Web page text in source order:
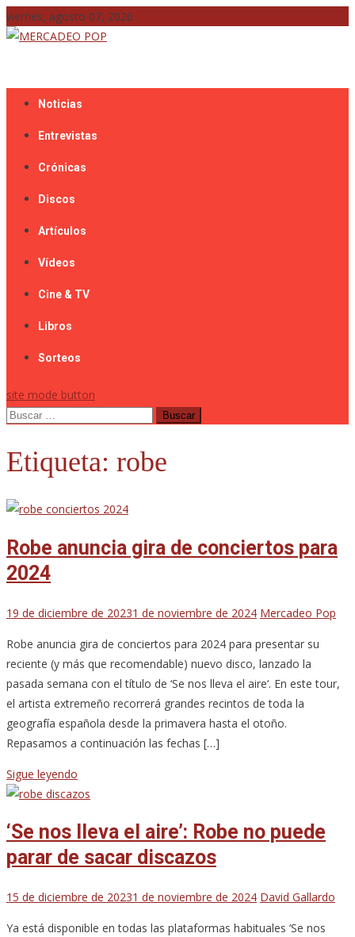
Skip
to
viernes, agosto 07, 2026
Noticias
Entrevistas
Crónicas
Discos
Artículos
Vídeos
Cine & TV
Libros
Sorteos
site mode button
Buscar:
Etiqueta: robe
Robe anuncia gira de conciertos para
2024
19 de diciembre de 20231 de noviembre de 2024 Mercadeo Pop
Robe anuncia gira de conciertos para 2024 para presentar su
reciente (y más que recomendable) nuevo disco, lanzado la
pasada semana con el título de ‘Se nos lleva el aire‘. En este tour,
el artista extremeño recorrerá grandes recintos de toda la
geografía española desde la primavera hasta el otoño.
Repasamos a continuación las fechas […]
Sigue leyendo
‘Se nos lleva el aire’: Robe no puede
parar de sacar discazos
15 de diciembre de 20231 de noviembre de 2024 David Gallardo
Ya está disponible en todas las plataformas habituales ‘Se nos